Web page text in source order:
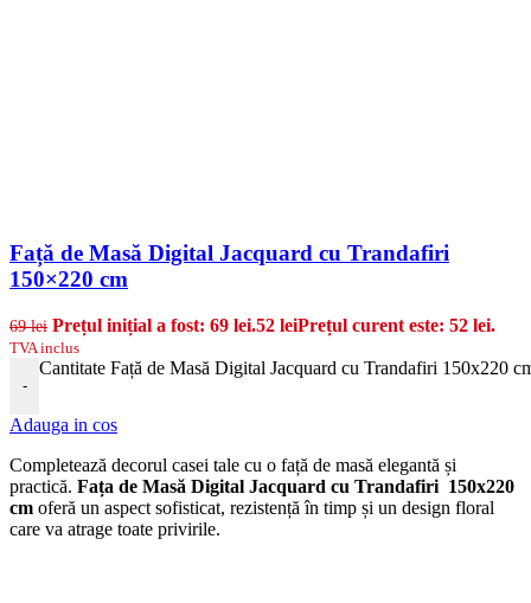
Față de Masă Digital Jacquard cu Trandafiri
150×220 cm
69lei Prețul inițial a fost: 69 lei.52 leiPrețul curent este: 52 lei.
TVA inclus
-
Cantitate Față de Masă Digital Jacquard cu Trandafiri 150x220
Adauga in cos
Completează decorul casei tale cu o față de masă elegantă și
practică. Fața de Masă Digital Jacquard cu Trandafiri 150x220
cm oferă un aspect sofisticat, rezistență în timp și un design floral
care va atrage toate privirile.